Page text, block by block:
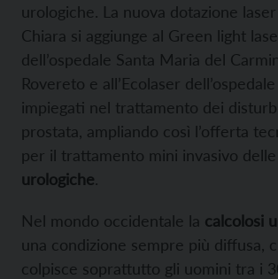
urologiche. La nuova dotazione
Chiara si aggiunge al Green light
dell’ospedale Santa Maria del
Rovereto e all’Ecolaser dell’ospedale
impiegati nel trattamento dei
prostata, ampliando così l’offerta
per il trattamento mini invasivo delle
urologiche.
Nel mondo occidentale la calcolosi
una condizione sempre più diffusa,
colpisce soprattutto gli uomini tra i